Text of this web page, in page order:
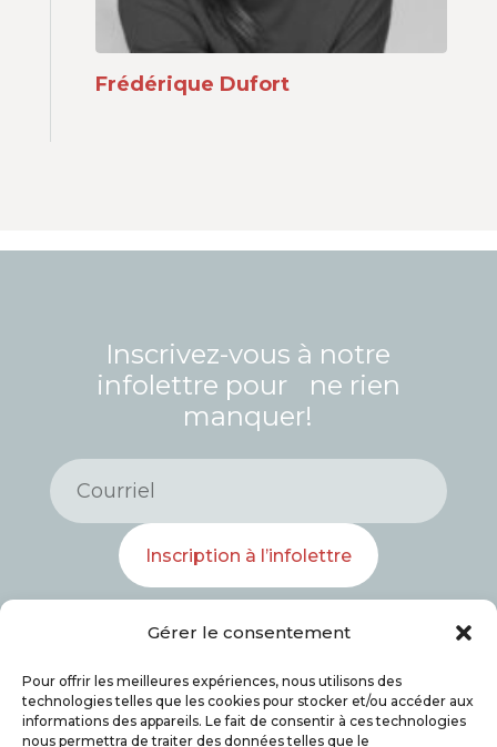
Gérer le consentement
Pour offrir les meilleures expériences, nous utilisons des
technologies telles que les cookies pour stocker et/ou accéder aux
informations des appareils. Le fait de consentir à ces technologies
nous permettra de traiter des données telles que le
Frédérique Dufort
Inscrivez-vous à notre
infolettre pour ne rien
manquer!
Inscription à l’infolettre